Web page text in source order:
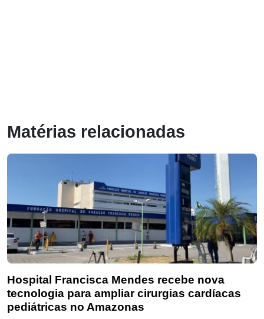
Matérias relacionadas
Hospital Francisca Mendes recebe nova
tecnologia para ampliar cirurgias cardíacas
pediátricas no Amazonas